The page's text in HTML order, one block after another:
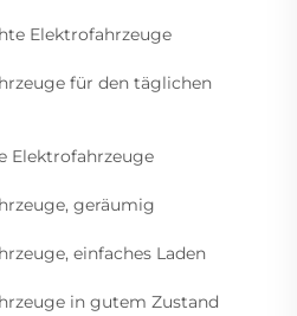
Elektrofahrzeuge
für den täglichen
Elektrofahrzeuge
geräumig
einfaches Laden
in gutem Zustand